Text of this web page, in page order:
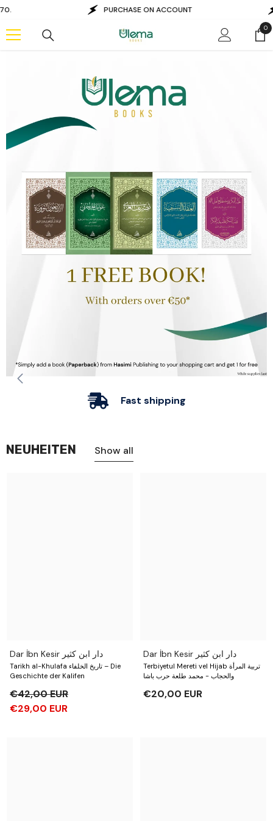
PURCHASE ON ACCOUNT For orders over
0
0
Fast shipping
NEUHEITEN Show all
Dar İbn Kesir دار ابن كثير
Tarikh al-Khulafa تاريخ الخلفاء – Die
Geschichte der Kalifen
€42,00 EUR
€29,00 EUR
Dar İbn Kesir دار ابن كثير
Terbiyetul Mereti vel Hijab تربية المرأة
والحجاب - محمد طلعة حرب باشا
€20,00 EUR
Sale